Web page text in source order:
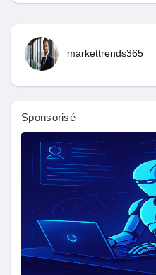
Mes produits
Mes groupes
Découvrir Pages
markettrends365
Sponsorisé